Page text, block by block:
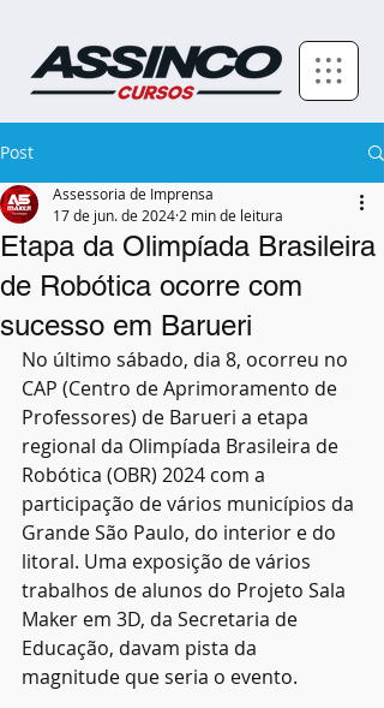
Post
Etapa da Olimpíada Brasileira
de Robótica ocorre com
sucesso em Barueri
Assessoria de Imprensa
17 de jun. de 2024 2 min de leitura
No último sábado, dia 8, ocorreu no
CAP (Centro de Aprimoramento de
Professores) de Barueri a etapa
regional da Olimpíada Brasileira de
Robótica (OBR) 2024 com a
participação de vários municípios da
Grande São Paulo, do interior e do
litoral. Uma exposição de vários
trabalhos de alunos do Projeto Sala
Maker em 3D, da Secretaria de
Educação, davam pista da
magnitude que seria o evento.